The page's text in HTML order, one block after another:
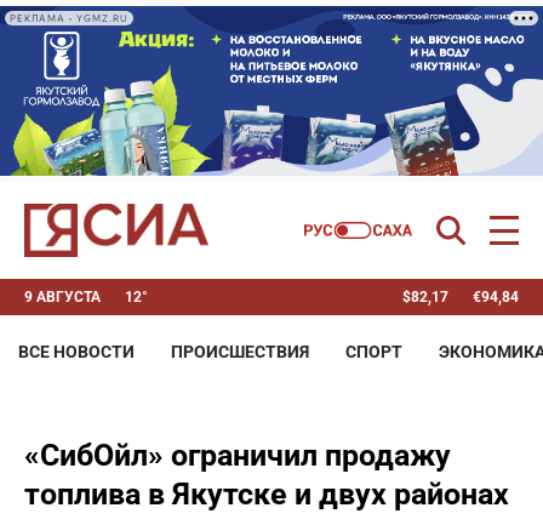
РЕКЛАМА • YGMZ.RU
9 АВГУСТА 12° $82,17 €94,84
ВСЕ НОВОСТИ ПРОИСШЕСТВИЯ СПОРТ
«СибОйл» ограничил продажу
топлива в Якутске и двух районах